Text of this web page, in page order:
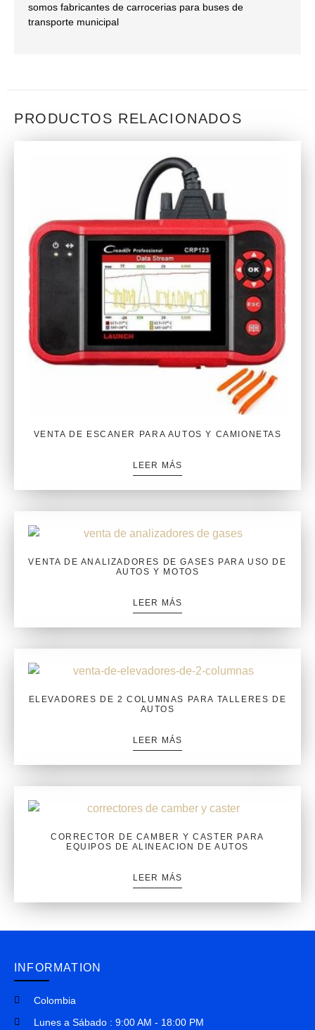
somos fabricantes de carrocerias para buses de
transporte municipal
PRODUCTOS RELACIONADOS
VENTA DE ESCANER PARA AUTOS Y CAMIONETAS
LEER MÁS
VENTA DE ANALIZADORES DE GASES PARA USO DE
AUTOS Y MOTOS
LEER MÁS
ELEVADORES DE 2 COLUMNAS PARA TALLERES DE
AUTOS
LEER MÁS
CORRECTOR DE CAMBER Y CASTER PARA
EQUIPOS DE ALINEACION DE AUTOS
LEER MÁS
INFORMATION
Colombia
Lunes a Sábado : 9:00 AM - 18:00 PM